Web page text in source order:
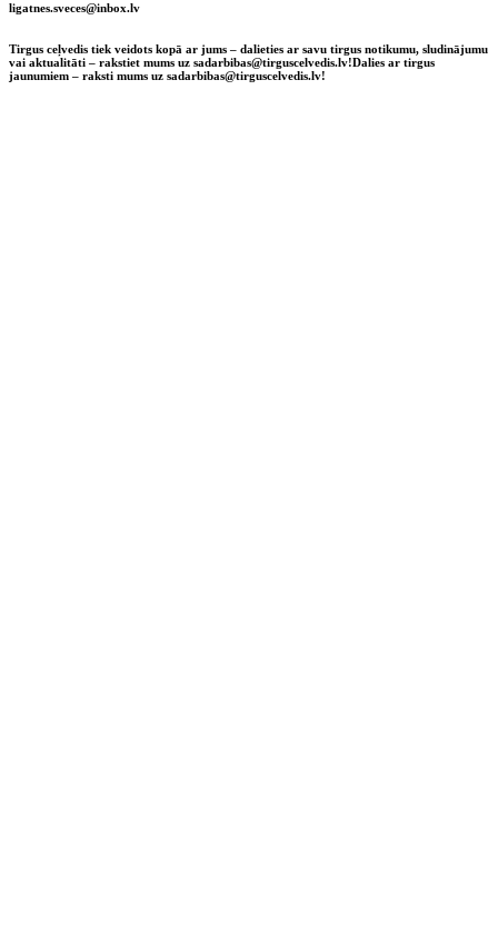
ligatnes.sveces@inbox.lv
Tirgus ceļvedis tiek veidots kopā ar jums – dalieties ar savu tirgus notikumu, sludinājumu
vai aktualitāti – rakstiet mums uz sadarbibas@tirguscelvedis.lv!Dalies ar tirgus
jaunumiem – raksti mums uz sadarbibas@tirguscelvedis.lv!